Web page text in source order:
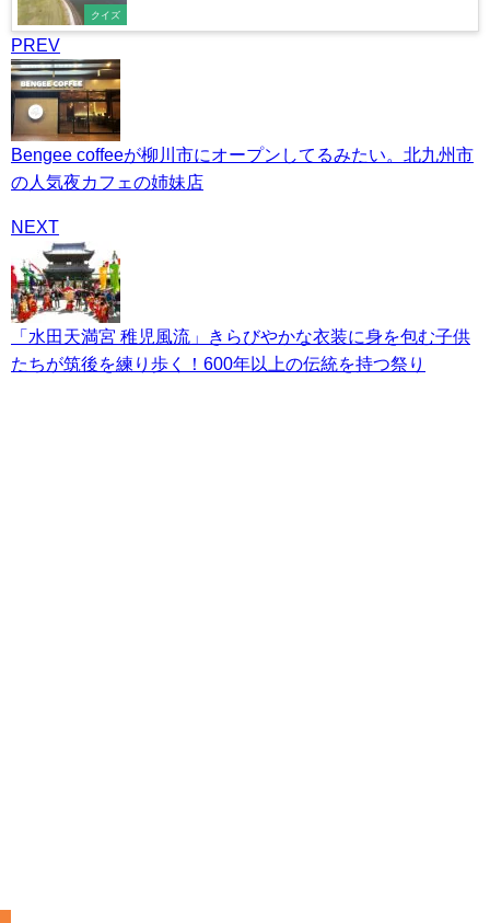
クイズ
PREV
Bengee coffeeが柳川市にオープンしてるみたい。北九州市
の人気夜カフェの姉妹店
NEXT
「水田天満宮 稚児風流」きらびやかな衣装に身を包む子供
たちが筑後を練り歩く！600年以上の伝統を持つ祭り